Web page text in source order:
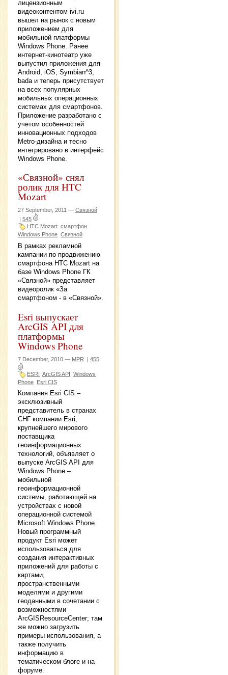
лицензионным
видеоконтентом ivi.ru
вышел на рынок с новым
приложением для
мобильной платформы
Windows Phone. Ранее
интернет-кинотеатр уже
выпустил приложения для
Android, iOS, Symbian^3,
bada и теперь присутствует
на всех популярных
мобильных операционных
системах для смартфонов.
Приложение разработано с
учетом особенностей
инновационных подходов
Metro-дизайна и тесно
интегрировано в интерфейс
Windows Phone.
«Связной» снял
ролик для HTC
Mozart
27 September, 2011 — Связной
545
HTC Mozart смартфон
Windows Phone Связной
В рамках рекламной
кампании по продвижению
смартфона HTC Mozart на
базе Windows Phone ГК
«Связной» представляет
видеоролик «За
смартфоном - в «Связной».
Esri выпускает
ArcGIS API для
платформы
Windows Phone
7 December, 2010 — MPR | 455
ESRI ArcGIS API Windows
Phone Esri CIS
Компания Esri CIS –
эксклюзивный
представитель в странах
СНГ компании Esri,
крупнейшего мирового
поставщика
геоинформационных
технологий, объявляет о
выпуске ArcGIS API для
Windows Phone –
мобильной
геоинформационной
системы, работающей на
устройствах с новой
операционной системой
Microsoft Windows Phone.
Новый программный
продукт Esri может
использоваться для
создания интерактивных
приложений для работы с
картами,
пространственными
моделями и другими
геоданными в сочетании с
возможностями
ArcGISResourceCenter; там
же можно загрузить
примеры использования, а
также получить
информацию в
тематическом блоге и на
форуме.